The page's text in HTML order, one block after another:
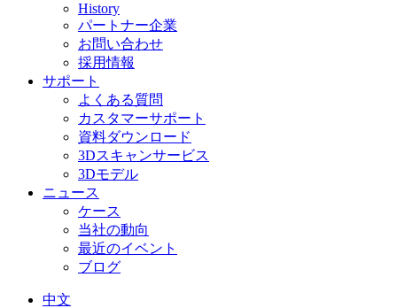
History
パートナー企業
お問い合わせ
採用情報
サポート
よくある質問
カスタマーサポート
資料ダウンロード
3Dスキャンサービス
3Dモデル
ニュース
ケース
当社の動向
最近のイベント
ブログ
中文